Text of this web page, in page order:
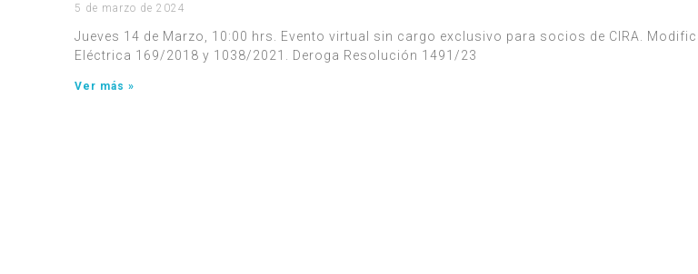
5 de marzo de 2024
Jueves 14 de Marzo, 10:00 hrs. Evento virtual sin cargo exclusivo para socios de CIRA.
Eléctrica 169/2018 y 1038/2021. Deroga Resolución 1491/23
Ver más »